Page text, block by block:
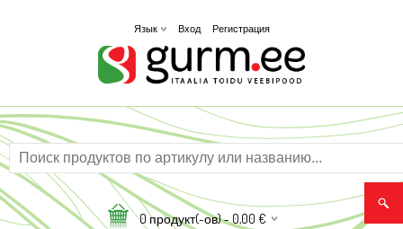
Язык Вход Регистрация
0продукт(-ов) -0,00 €